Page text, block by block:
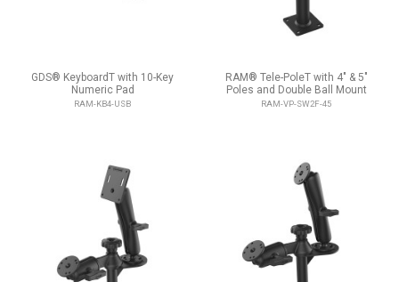
GDS® KeyboardT with 10-Key
Numeric Pad
RAM-KB4-USB
RAM® Tele-PoleT with 4" & 5"
Poles and Double Ball Mount
RAM-VP-SW2F-45